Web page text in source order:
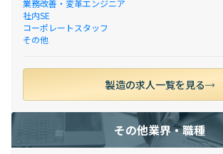
業務改善・変革エンジニア
社内SE
コーポレートスタッフ
その他
製造の求人一覧を見る
その他業界・職種